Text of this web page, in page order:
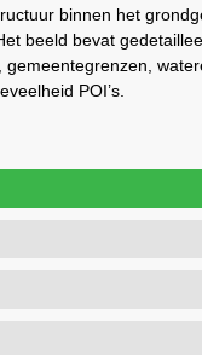
binnen het
beeld bevat
POI’s.